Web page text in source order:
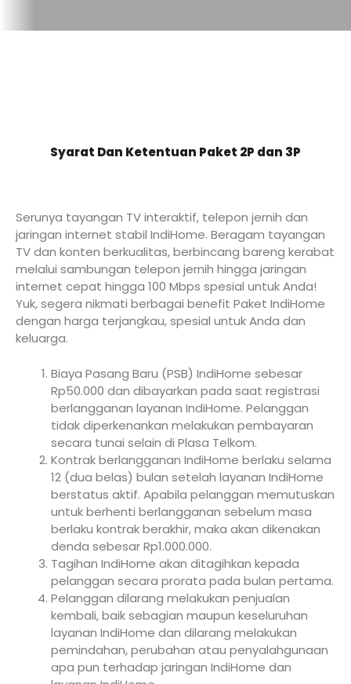
Syarat Dan Ketentuan Paket 2P dan 3P
Serunya tayangan TV interaktif, telepon jernih dan
jaringan internet stabil IndiHome. Beragam tayangan
TV dan konten berkualitas, berbincang bareng kerabat
melalui sambungan telepon jernih hingga jaringan
internet cepat hingga 100 Mbps spesial untuk Anda!
Yuk, segera nikmati berbagai benefit Paket IndiHome
dengan harga terjangkau, spesial untuk Anda dan
keluarga.
Biaya Pasang Baru (PSB) IndiHome sebesar
Rp50.000 dan dibayarkan pada saat registrasi
berlangganan layanan IndiHome. Pelanggan
tidak diperkenankan melakukan pembayaran
secara tunai selain di Plasa Telkom.
Kontrak berlangganan IndiHome berlaku selama
12 (dua belas) bulan setelah layanan IndiHome
berstatus aktif. Apabila pelanggan memutuskan
untuk berhenti berlangganan sebelum masa
berlaku kontrak berakhir, maka akan dikenakan
denda sebesar Rp1.000.000.
Tagihan IndiHome akan ditagihkan kepada
pelanggan secara prorata pada bulan pertama.
Pelanggan dilarang melakukan penjualan
kembali, baik sebagian maupun keseluruhan
layanan IndiHome dan dilarang melakukan
pemindahan, perubahan atau penyalahgunaan
apa pun terhadap jaringan IndiHome dan